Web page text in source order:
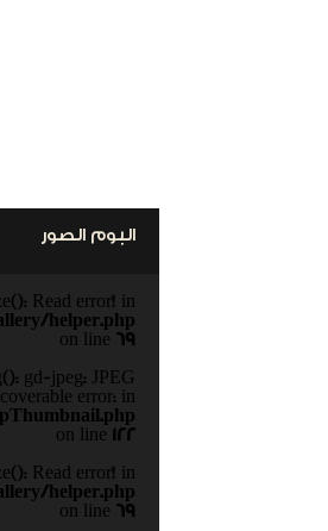
البوم الصور
Read error! in
helper.php
on line 69
gd-jpeg: JPEG
error: in
on line 122
Read error! in
helper.php
on line 69